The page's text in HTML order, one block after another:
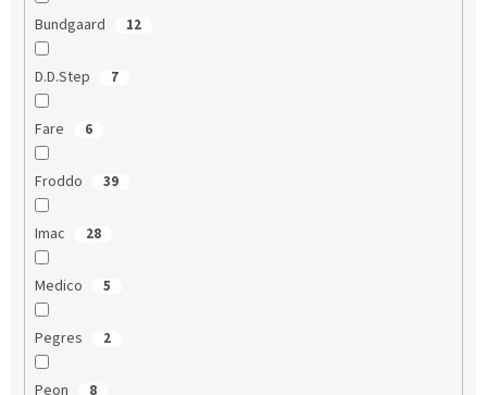
Bundgaard 12
D.D.Step 7
Fare 6
Froddo 39
Imac 28
Medico 5
Pegres 2